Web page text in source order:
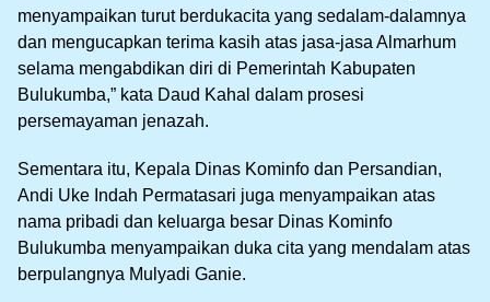
menyampaikan turut berdukacita yang sedalam-dalamnya
dan mengucapkan terima kasih atas jasa-jasa Almarhum
selama mengabdikan diri di Pemerintah Kabupaten
Bulukumba,” kata Daud Kahal dalam prosesi
persemayaman jenazah.
Sementara itu, Kepala Dinas Kominfo dan Persandian,
Andi Uke Indah Permatasari juga menyampaikan atas
nama pribadi dan keluarga besar Dinas Kominfo
Bulukumba menyampaikan duka cita yang mendalam atas
berpulangnya Mulyadi Ganie.